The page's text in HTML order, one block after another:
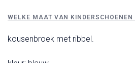
WELKE MAAT VAN KINDERSCHOENEN
kousenbroek met ribbel.